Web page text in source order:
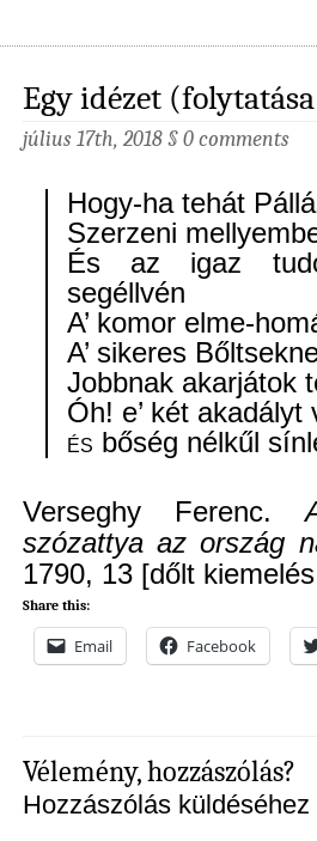
Egy idézet
július 17th, 2018 § 0 comments
Hogy-ha tehát
Szerzeni
És az igaz
segéllvén
A’ komor elme-
A’ sikeres
Jobbnak akarjátok
Óh! e’ két
és bőség nélkűl
Verseghy Ferenc.
szózattya az ország
1790, 13 [dőlt
Share this:
Email Facebook
Vélemény, hozzászólás?
Hozzászólás küldéséhez